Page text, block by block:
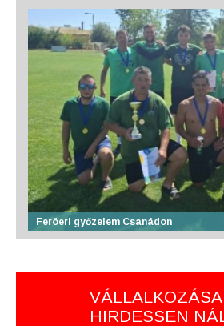
Feröeri győzelem Csanádon
HIRDESSEN